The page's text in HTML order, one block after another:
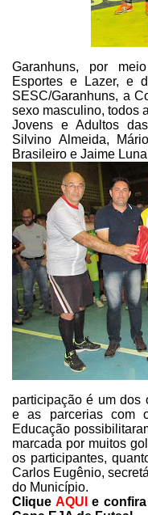
Garanhuns, por
Esportes e Lazer, e
SESC/Garanhuns, a
sexo masculino, todos
Jovens e Adultos
Silvino Almeida,
Brasileiro e Jaime
participação é um dos
e as parcerias com
Educação
marcada por muitos
os participantes,
Carlos Eugênio,
do Município.
Clique AQUI e